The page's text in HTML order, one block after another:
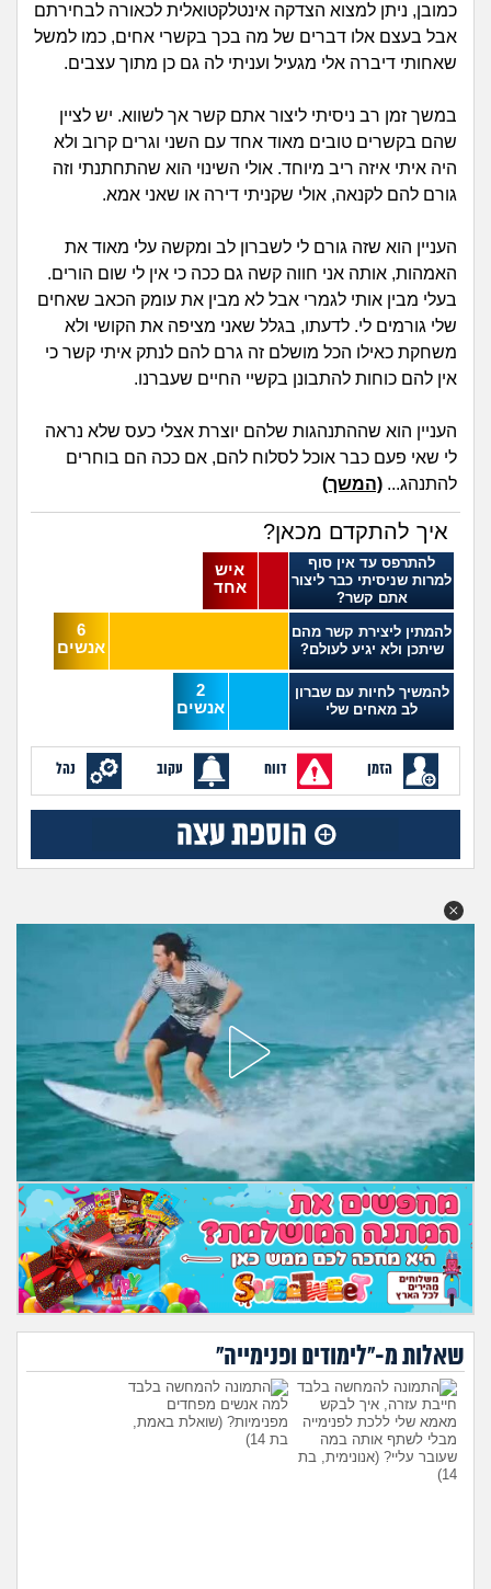
מהבקו"ם... ועד מתי?!
לימודים וסטודנטים
עבודה וקריירה
חברים ואנשים
בית, שכנים ושותפים
מה שעובר עליי
שומרים על הגוף
בין הסדינים
כמובן, ניתן למצוא הצדקה אינטלקטואלית לכאורה לבחירתם
אבל בעצם אלו דברים של מה בכך בקשרי אחים, כמו למשל
שאחותי דיברה אלי מגעיל ועניתי לה גם כן מתוך עצבים.
במשך זמן רב ניסיתי ליצור אתם קשר אך לשווא. יש לציין
שהם בקשרים טובים מאוד אחד עם השני וגרים קרוב ולא
היה איתי איזה ריב מיוחד. אולי השינוי הוא שהתחתנתי וזה
גורם להם לקנאה, אולי שקניתי דירה או שאני אמא.
העניין הוא שזה גורם לי לשברון לב ומקשה עלי מאוד את
האמהות, אותה אני חווה קשה גם ככה כי אין לי שום הורים.
בעלי מבין אותי לגמרי אבל לא מבין את עומק הכאב שאחים
שלי גורמים לי. לדעתו, בגלל שאני מציפה את הקושי ולא
משחקת כאילו הכל מושלם זה גרם להם לנתק איתי קשר כי
אין להם כוחות להתבונן בקשיי החיים שעברנו.
העניין הוא שההתנהגות שלהם יוצרת אצלי כעס שלא נראה
לי שאי פעם כבר אוכל לסלוח להם, אם ככה הם בוחרים
להתנהג... (המשך)
איך להתקדם מכאן?
להתרפס עד אין סוף
למרות שניסיתי כבר ליצור
אתם קשר?
איש
אחד
להמתין ליצירת קשר מהם
שיתכן ולא יגיע לעולם?
6
אנשים
להמשיך לחיות עם שברון
לב מאחים שלי
2
אנשים
הזמן דווח עקוב נהל
שאלות מ-"לימודים ופנימייה"
חייבת עזרה, איך לבקש
מאמא שלי ללכת לפנימייה
מבלי לשתף אותה במה
שעובר עליי? (אנונימית, בת
14)
למה אנשים מפחדים
מפנימיות? (שואלת באמת,
בת 14)